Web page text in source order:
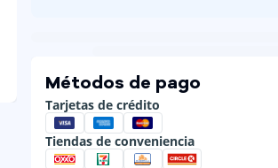
Métodos de pago
Tarjetas de crédito
Tiendas de conveniencia